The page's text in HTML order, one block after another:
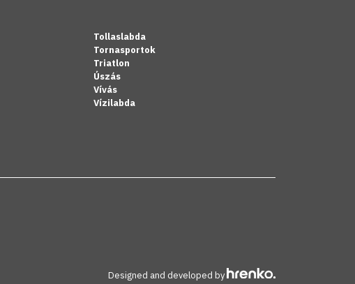
Tollaslabda
Tornasportok
Triatlon
Úszás
Vívás
Vízilabda
Designed and developed by